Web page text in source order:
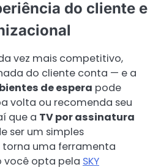
do cliente e
vez mais competitivo,
do cliente conta — e a
de espera pode
volta ou recomenda seu
que a TV por assinatura
ser um simples
uma ferramenta
você opta pela SKY